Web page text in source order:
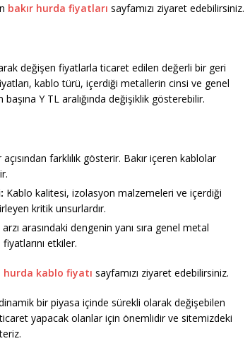
bakır hurda fiyatları sayfamızı ziyaret edebilirsiniz.
değişen fiyatlarla ticaret edilen değerli bir geri
kablo türü, içerdiği metallerin cinsi ve genel
Y TL aralığında değişiklik gösterebilir.
farklılık gösterir. Bakır içeren kablolar
Kablo kalitesi, izolasyon malzemeleri ve içerdiği
kritik unsurlardır.
arasındaki dengenin yanı sıra genel metal
etkiler.
hurda kablo fiyatı sayfamızı ziyaret edebilirsiniz.
bir piyasa içinde sürekli olarak değişebilen
yapacak olanlar için önemlidir ve sitemizdeki